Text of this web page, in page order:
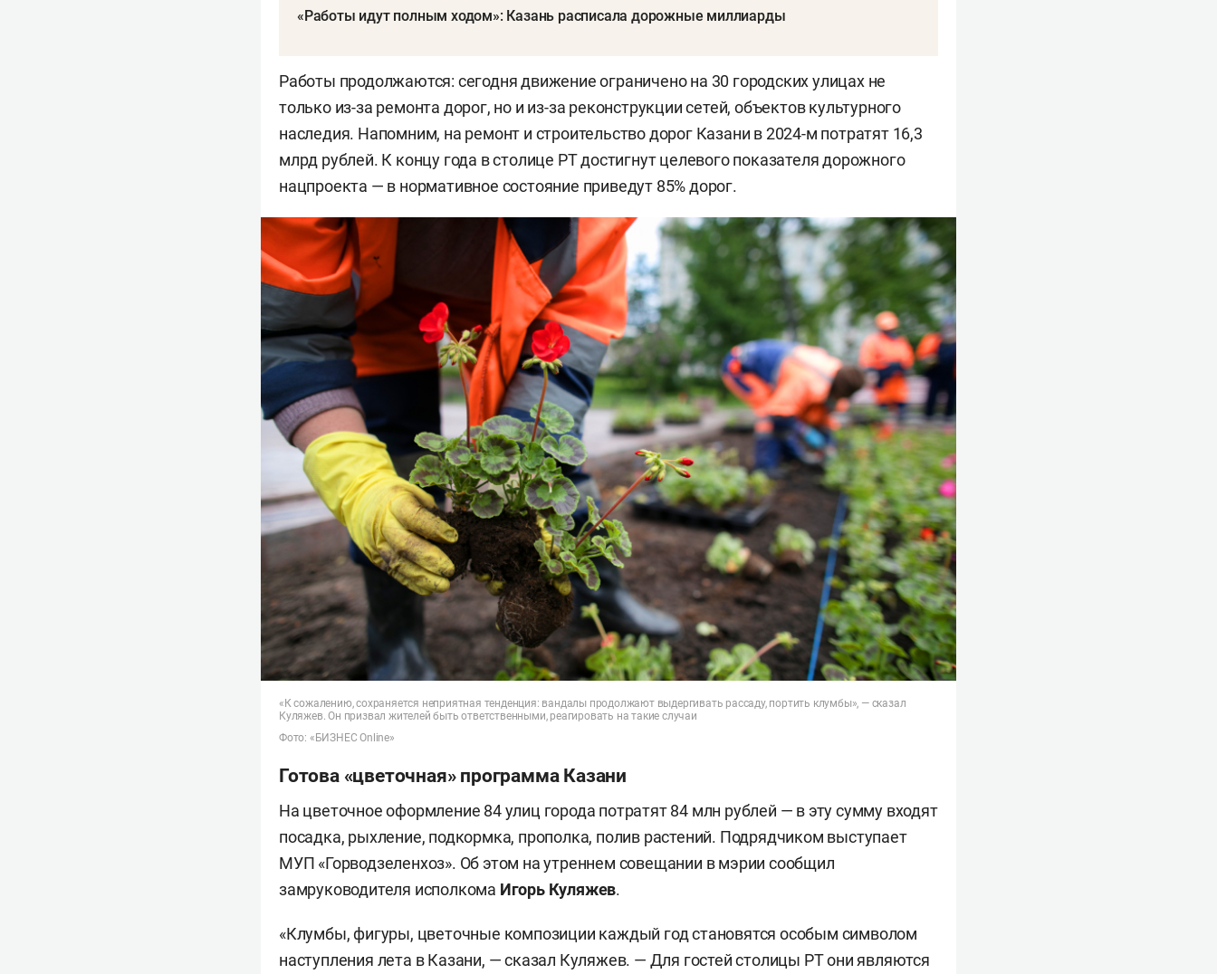
«Работы идут полным ходом»: Казань расписала дорожные миллиарды
Работы продолжаются: сегодня движение ограничено на 30 городских улицах не
только из-за ремонта дорог, но и из-за реконструкции сетей, объектов культурного
наследия. Напомним, на ремонт и строительство дорог Казани в 2024-м потратят 16,3
млрд рублей. К концу года в столице РТ достигнут целевого показателя дорожного
нацпроекта — в нормативное состояние приведут 85% дорог.
«К сожалению, сохраняется неприятная тенденция: вандалы продолжают выдергивать рассаду, портить клумбы», — сказал
Куляжев. Он призвал жителей быть ответственными, реагировать на такие случаи
Фото: «БИЗНЕС Online»
Готова «цветочная» программа Казани
На цветочное оформление 84 улиц города потратят 84 млн рублей — в эту сумму входят
посадка, рыхление, подкормка, прополка, полив растений. Подрядчиком выступает
МУП «Горводзеленхоз». Об этом на утреннем совещании в мэрии сообщил
замруководителя исполкома Игорь Куляжев.
«Клумбы, фигуры, цветочные композиции каждый год становятся особым символом
наступления лета в Казани, — сказал Куляжев. — Для гостей столицы РТ они являются